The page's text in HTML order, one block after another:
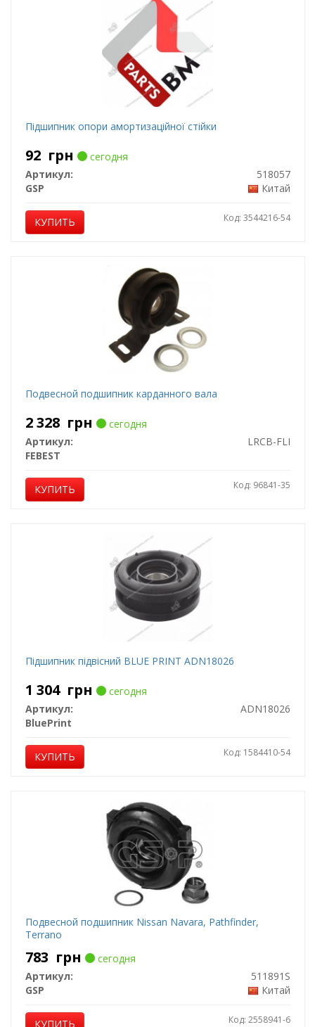
Підшипник опори амортизаційної стійки
92 грн
сегодня
Артикул:
518057
GSP
Китай
КУПИТЬ Код: 3544216-54
Подвесной подшипник карданного вала
2 328 грн
сегодня
Артикул:
LRCB-FLI
FEBEST
КУПИТЬ Код: 96841-35
Підшипник підвісний BLUE PRINT ADN18026
1 304 грн
сегодня
Артикул:
ADN18026
BluePrint
КУПИТЬ Код: 1584410-54
Подвесной подшипник Nissan Navara, Pathfinder,
Terrano
783 грн
сегодня
Артикул:
511891S
GSP
Китай
КУПИТЬ Код: 2558941-6